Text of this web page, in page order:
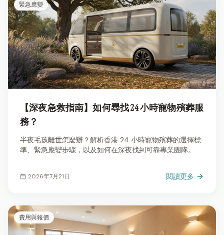
緊急應變
【深夜急救指南】如何尋找 24 小時寵物殯葬服
務？
半夜毛孩離世怎麼辦？解析香港 24 小時寵物殯葬的選擇標
準、緊急應變步驟，以及如何在深夜找到可靠專業團隊。
2026年7月21日 閱讀更多
費用與報價